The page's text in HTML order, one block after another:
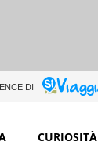
DI
CURIOSITÀ